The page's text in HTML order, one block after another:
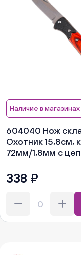
Наличие в магазинах
604040 Нож
Охотник 15,8см,
72мм/1,8мм с
338 ₽